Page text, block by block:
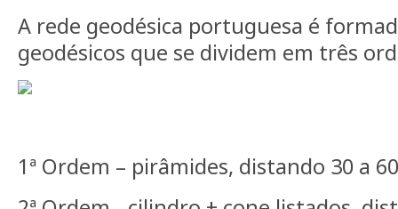
A rede geodésica portuguesa é
geodésicos que se dividem em três
1ª Ordem – pirâmides, distando 30 a